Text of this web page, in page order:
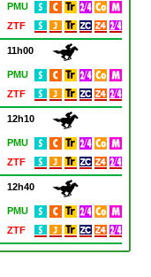
PMU
ZTF
11h00
PMU
ZTF
12h10
PMU
ZTF
12h40
PMU
ZTF